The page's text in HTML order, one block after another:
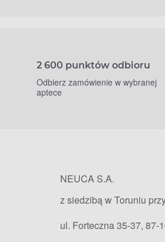
2 600 punktów odbioru
Odbierz zamówienie w wybranej
aptece
NEUCA S.A.
z siedzibą w Toruniu
ul. Forteczna 35-37, 87-